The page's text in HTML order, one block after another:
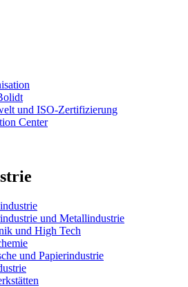
und ISO-Zertifizierung
Center
und Metallindustrie
und High Tech
und Papierindustrie